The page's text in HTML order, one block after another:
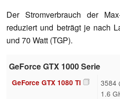
Der Stromverbrauch der
reduziert und beträgt je nach
und 70 Watt (TGP).
GeForce GTX 1000 Serie
GeForce GTX 1080 Ti
3584
1.6